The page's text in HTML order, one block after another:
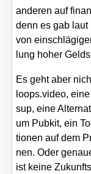
ande­ren auf
denn es gab
von
lung hoher
Es geht aber
loops​.video,
sup, eine
um Pubkit, ein
tio­nen auf dem
nen. Oder
ist kei­ne